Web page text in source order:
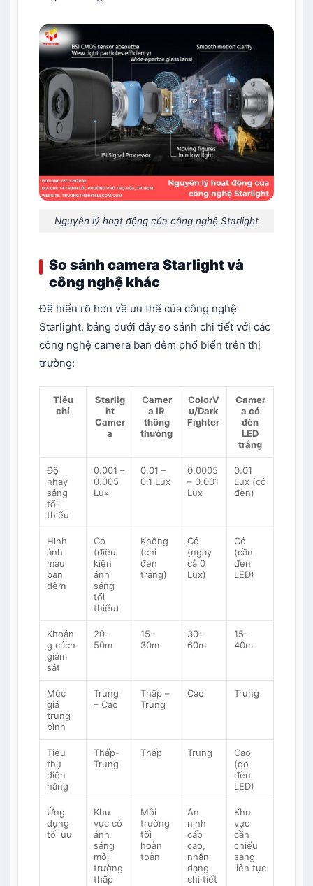
Nguyên lý hoạt động của công nghệ Starlight
So sánh camera Starlight và
công nghệ khác
Để hiểu rõ hơn về ưu thế của công nghệ
Starlight, bảng dưới đây so sánh chi tiết với các
công nghệ camera ban đêm phổ biến trên thị
trường:​
Tiêu
chí
Starlig
ht
Camer
a
Camer
a IR
thông
thường
ColorV
u/Dark
Fighter
Camer
a có
đèn
LED
trắng
Độ
nhạy
sáng
tối
thiểu
0.001 –
0.005
Lux
0.01 –
0.1 Lux
0.0005
– 0.001
Lux
0.01
Lux (có
đèn)
Hình
ảnh
màu
ban
đêm
Có
(điều
kiện
ánh
sáng
tối
thiểu)
Không
(chỉ
đen
trắng)
Có
(ngay
cả 0
Lux)
Có
(cần
đèn
LED)
Khoản
g cách
giám
sát
20-
50m
15-
30m
30-
60m
15-
40m
Mức
giá
trung
bình
Trung
– Cao
Thấp –
Trung
Cao Trung
Tiêu
thụ
điện
năng
Thấp-
Trung
Thấp Trung
Cao
(do
đèn
LED)
Ứng
dụng
tối ưu
Khu
vực có
ánh
sáng
môi
trường
thấp
Môi
trường
tối
hoàn
toàn
An
ninh
cấp
cao,
nhận
dạng
chi tiết
Khu
vực
cần
chiếu
sáng
liên tục